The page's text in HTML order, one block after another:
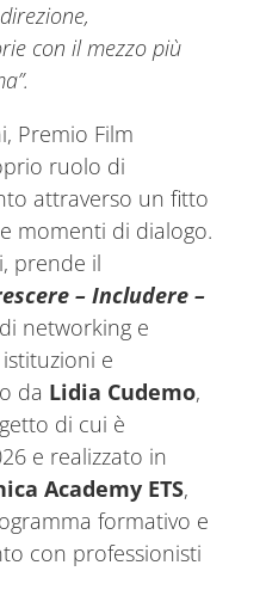
con il mezzo più
Premio Film
ruolo di
attraverso un fitto
momenti di dialogo.
prende il
– Includere –
networking e
e
da Lidia Cudemo,
di cui è
e realizzato in
Academy ETS,
formativo e
con professionisti